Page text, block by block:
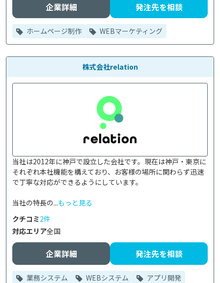
企業詳細 発注先を相談
ホームページ制作 WEBマーケティング
株式会社relation
当社は2012年に神戸で設立した会社です。現在は神戸・東京に
それぞれ本社機能を構えており、お客様の場所に関わらず迅速
で丁寧な対応ができるようにしています。
当社の特長の...もっと見る
クチコミ2件
対応エリア全国
企業詳細 発注先を相談
業務システム WEBシステム アプリ開発